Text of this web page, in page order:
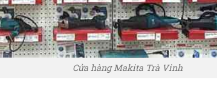
Cửa hàng Makita Trà Vinh